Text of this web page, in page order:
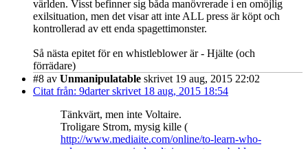
världen. Visst befinner sig båda manövrerade i en omöjlig
exilsituation, men det visar att inte ALL press är köpt och
kontrollerad av ett enda spagettimonster.
Så nästa epitet för en whistleblower är - Hjälte (och
förrädare)
#8 av Unmanipulatable skrivet 19 aug, 2015 22:02
Citat från: 9darter skrivet 18 aug, 2015 18:54
Tänkvärt, men inte Voltaire.
Troligare Strom, mysig kille (
http://www.mediaite.com/online/to-learn-who-